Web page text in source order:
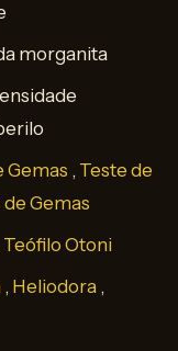
morganita
Gemas , Teste de
Gemas
Teófilo Otoni
, Heliodora ,